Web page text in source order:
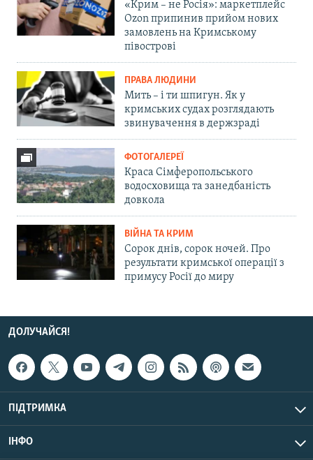
«Крим – не Росія»: маркетплейс
Ozon припинив прийом нових
замовлень на Кримському
півострові
ПРАВА ЛЮДИНИ
Мить – і ти шпигун. Як у
кримських судах розглядають
звинувачення в держзраді
ФОТОГАЛЕРЕЇ
Краса Сімферопольського
водосховища та занедбаність
довкола
ВІЙНА ТА КРИМ
Сорок днів, сорок ночей. Про
результати кримської операції з
примусу Росії до миру
ДОЛУЧАЙСЯ!
ПІДТРИМКА
ІНФО